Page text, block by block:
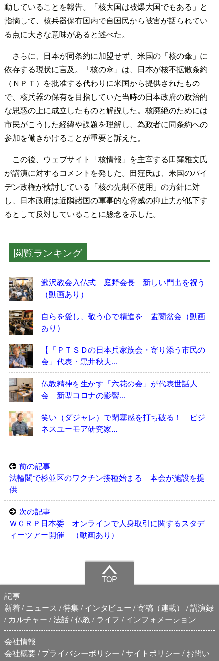
動していることを報告。「核大国は被爆大国でもある」と
指摘して、核兵器保有国内で自国民から被害が語られてい
る点に大きな意味があると述べた。
さらに、日本が同条約に加盟せず、米国の「核の傘」に
依存する現状に言及。「核の傘」は、日本が核不拡散条約
（ＮＰＴ）を批准する代わりに米国から提供されたもの
で、核兵器の保有を目指していた当時の日本政府の政治的
な思惑の上に成立したものと解説した。核廃絶のためには
市民がこうした経緯や課題を理解し、為政者に同条約への
参加を働きかけることが重要と訴えた。
この後、ウェブサイト「核情報」を主宰する田窪雅文氏
が講演に対するコメントを発した。田窪氏は、米国のバイ
デン政権が検討している「核の先制不使用」の方針に対
し、日本政府は近隣諸国の軍事的な脅威の抑止力が低下す
るとして反対していることに懸念を示した。
閲覧ランキング
鰍沢教会入仏式 庭野会長 新しい門出を祝う
（動画あり）
自らを愛し、敬う心で精進を 盂蘭盆会（動画
あり）
【「ＰＴＳＤの日本兵家族会・寄り添う市民の
会」代表・黒井秋夫...
仏教精神を生かす「六花の会」が代表世話人
会 新型コロナの影響...
笑い（ダジャレ）で閉塞感を打ち破る！ ビジ
ネスユーモア研究家...
前の記事
法輪閣で杉並区のワクチン接種始まる 本会が施設を提
供
次の記事
ＷＣＲＰ日本委 オンラインで人身取引に関するスタデ
ィーツアー開催 （動画あり）
TOP
記事
新着
ニュース 特集 インタビュー 寄稿（連載）
講演録
カルチャー 法話 仏教 ライフ
インフォメーション
会社情報
会社概要 プライバシーポリシー サイトポリシー
お問い